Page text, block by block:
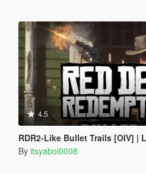
4.5
RDR2-Like Bullet Trails [OIV] |
By itsyaboi0008